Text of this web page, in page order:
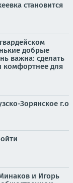
становится
добрые
важна: сделать
комфортнее для
Зорянское г.о
и Игорь